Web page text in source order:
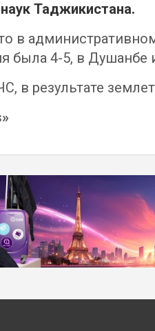
Таджикистана.
в
была 4-5, в Душанбе
в результате